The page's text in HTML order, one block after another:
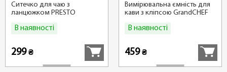
Ситечко для чаю з
ланцюжком PRESTO
В наявності
299₴
Вимірювальна ємність для
кави з кліпсою GrandCHEF
В наявності
459₴